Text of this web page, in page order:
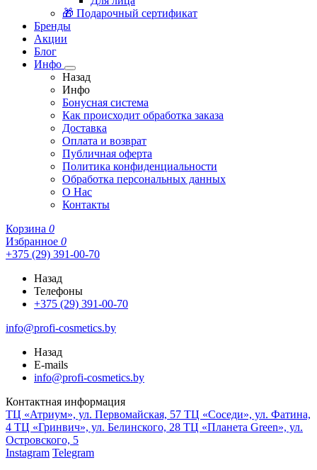
🎁 Подарочный сертификат
Бренды
Акции
Блог
Инфо
Назад
Инфо
Бонусная система
Как происходит обработка заказа
Доставка
Оплата и возврат
Публичная оферта
Политика конфиденциальности
Обработка персональных данных
О Нас
Контакты
Корзина 0
Избранное 0
+375 (29) 391-00-70
Назад
Телефоны
+375 (29) 391-00-70
info@profi-cosmetics.by
Назад
E-mails
info@profi-cosmetics.by
Контактная информация
ТЦ «Атриум», ул. Первомайская, 57 ТЦ «Соседи», ул. Фатина,
4 ТЦ «Гринвич», ул. Белинского, 28 ТЦ «Планета Green», ул.
Островского, 5
Instagram Telegram